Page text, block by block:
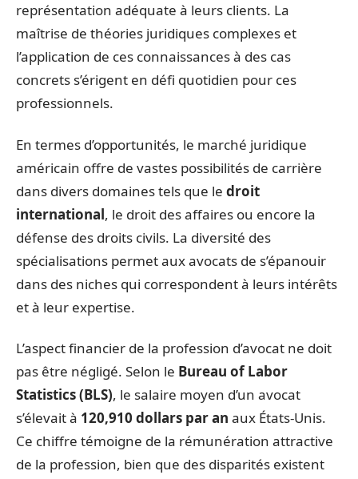
représentation adéquate à leurs clients. La
maîtrise de théories juridiques complexes et
l’application de ces connaissances à des cas
concrets s’érigent en défi quotidien pour ces
professionnels.
En termes d’opportunités, le marché juridique
américain offre de vastes possibilités de carrière
dans divers domaines tels que le droit
international, le droit des affaires ou encore la
défense des droits civils. La diversité des
spécialisations permet aux avocats de s’épanouir
dans des niches qui correspondent à leurs intérêts
et à leur expertise.
L’aspect financier de la profession d’avocat ne doit
pas être négligé. Selon le Bureau of Labor
Statistics (BLS), le salaire moyen d’un avocat
s’élevait à 120,910 dollars par an aux États-Unis.
Ce chiffre témoigne de la rémunération attractive
de la profession, bien que des disparités existent